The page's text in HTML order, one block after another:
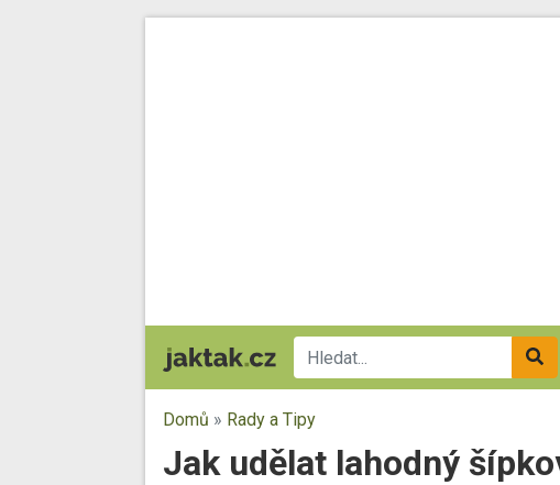
Domů » Rady a Tipy
Jak udělat lahodný